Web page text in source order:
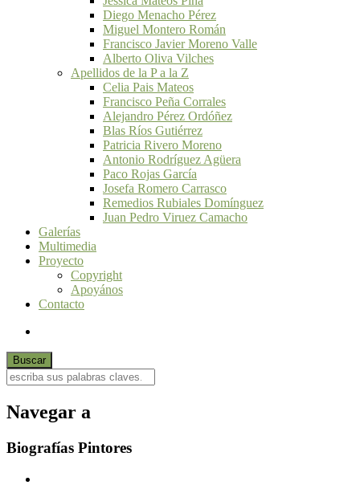
Diego Menacho Pérez
Miguel Montero Román
Francisco Javier Moreno Valle
Alberto Oliva Vilches
Apellidos de la P a la Z
Celia Pais Mateos
Francisco Peña Corrales
Alejandro Pérez Ordóñez
Blas Ríos Gutiérrez
Patricia Rivero Moreno
Antonio Rodríguez Agüera
Paco Rojas García
Josefa Romero Carrasco
Remedios Rubiales Domínguez
Juan Pedro Viruez Camacho
Galerías
Multimedia
Proyecto
Copyright
Apoyános
Contacto
Navegar a
Biografías Pintores